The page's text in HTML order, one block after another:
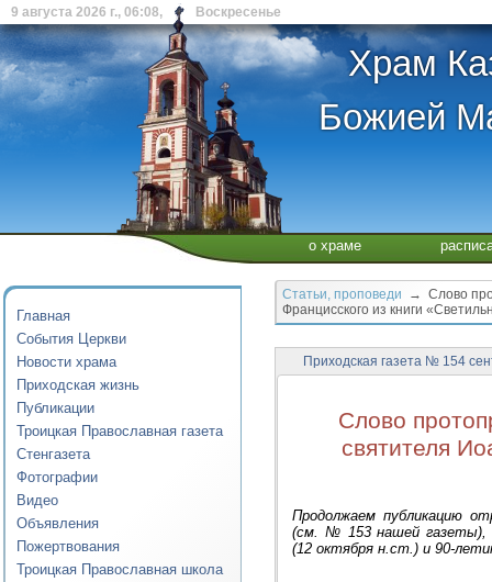
9 августа 2026 г., 06:08, Воскресенье
Храм
Божией
о храме
Главная
События Церкви
Новости храма
Приходская жизнь
Публикации
Троицкая Православная газета
Стенгазета
Фотографии
Видео
Объявления
Пожертвования
Троицкая Православная школа
Статьи, проповеди → Слово
Францисского из книги
Приходская газета № 154
Слово
святителя
Продолжаем публикацию
(см. № 153 нашей газеты),
(12 октября н.ст.) и 90-